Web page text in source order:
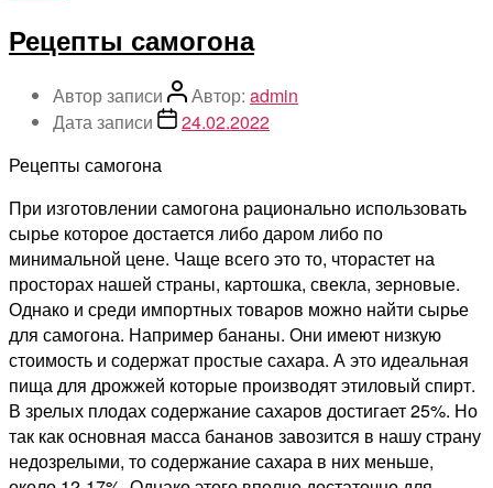
Рецепты самогона
Автор записи Автор: admin
Дата записи
24.02.2022
Рецепты самогона
При изготовлении самогона рационально использовать
сырье которое достается либо даром либо по
минимальной цене. Чаще всего это то, чторастет на
просторах нашей страны, картошка, свекла, зерновые.
Однако и среди импортных товаров можно найти сырье
для самогона. Например бананы. Они имеют низкую
стоимость и содержат простые сахара. А это идеальная
пища для дрожжей которые производят этиловый спирт.
В зрелых плодах содержание сахаров достигает 25%. Но
так как основная масса бананов завозится в нашу страну
недозрелыми, то содержание сахара в них меньше,